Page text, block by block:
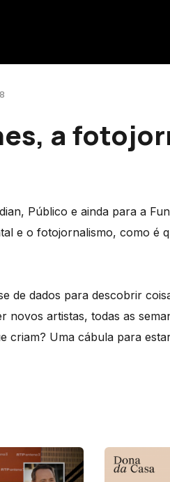
a
Público e ainda para a
e o fotojornalismo, como é
de dados para descobrir
novos artistas, todas as
criam? Uma cábula para